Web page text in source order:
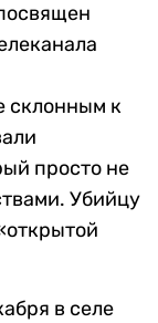
склонным к
просто не
Убийцу
в селе